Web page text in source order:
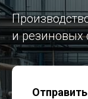
и резиновых